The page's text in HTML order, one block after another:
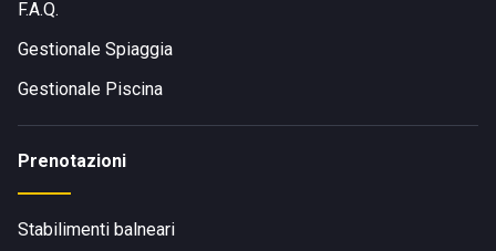
F.A.Q.
Gestionale Spiaggia
Gestionale Piscina
Prenotazioni
Stabilimenti balneari